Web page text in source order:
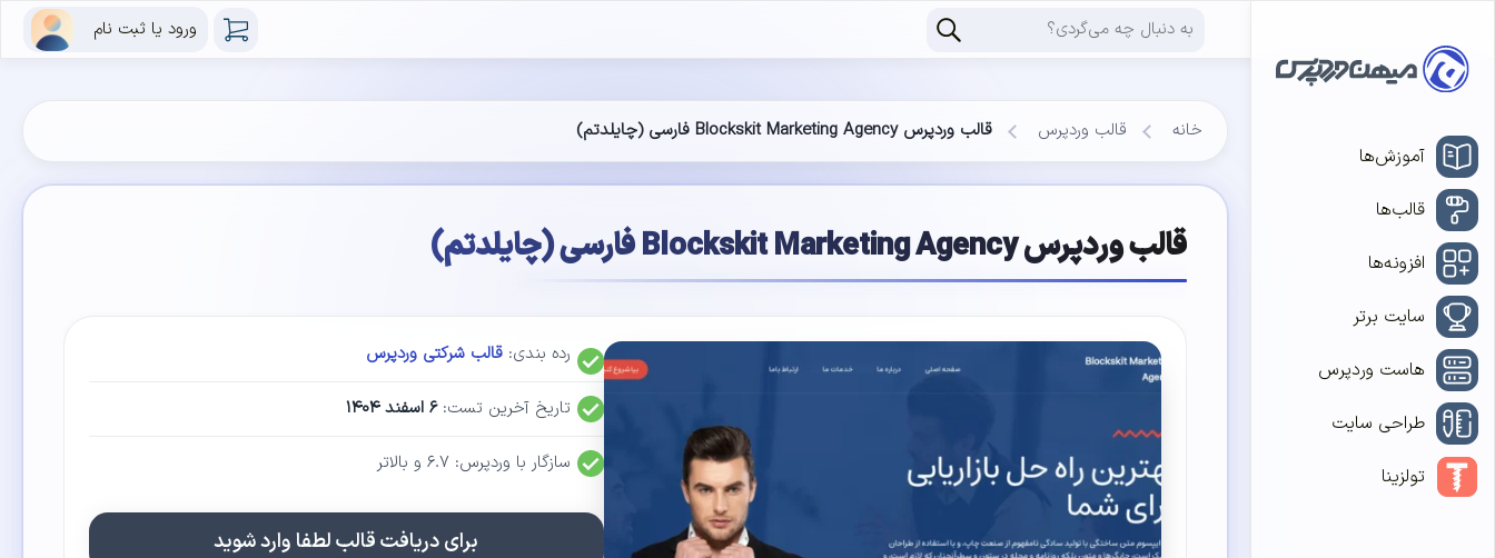
ورود یا ثبت نام
آموزش‌ها
قالب‌ها
افزونه‌ها
سایت برتر
هاست وردپرس
طراحی سایت
تولزینا
خانه قالب وردپرس قالب وردپرس Blockskit Marketing Agency فارسی (چایلدتم)
قالب وردپرس Blockskit Marketing Agency فارسی (چایلدتم)
رده بندی:قالب شرکتی وردپرس
تاریخ آخرین تست:۶ اسفند ۱۴۰۴
سازگار با وردپرس: ۶.۷ و بالاتر
برای دریافت قالب لطفا وارد شوید